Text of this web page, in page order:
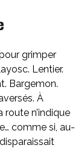
grimper
Lentier.
Bargemon.
À
n’indique
comme si, au-